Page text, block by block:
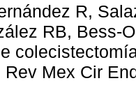
R,
RB, Bess-
Rev Mex Cir